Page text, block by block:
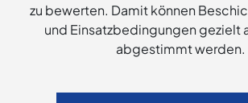
zu bewerten. Damit können
und Einsatzbedingungen gezielt
abgestimmt werden.